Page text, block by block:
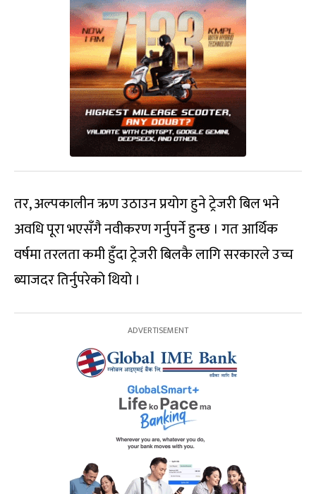
तर, अल्पकालीन ऋण उठाउन प्रयोग हुने ट्रेजरी बिल भने
अवधि पूरा भएसँगै नवीकरण गर्नुपर्ने हुन्छ । गत आर्थिक
वर्षमा तरलता कमी हुँदा ट्रेजरी बिलकै लागि सरकारले उच्च
ब्याजदर तिर्नुपरेको थियो ।